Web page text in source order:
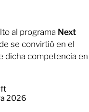
al programa Next
se convirtió en el
dicha competencia en
2026